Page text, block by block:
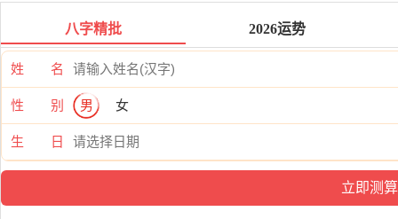
八字精批 2026运势
姓 名
性 别 男 女
生 日